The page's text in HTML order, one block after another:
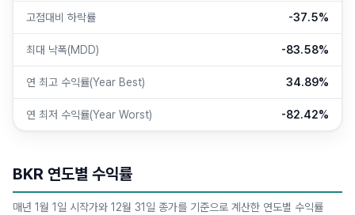
고점대비 하락률 -37.5%
최대 낙폭(MDD) -83.58%
연 최고 수익률(Year Best) 34.89%
연 최저 수익률(Year Worst) -82.42%
BKR 연도별 수익률
매년 1월 1일 시작가와 12월 31일 종가를 기준으로 계산한 연도별 수익률